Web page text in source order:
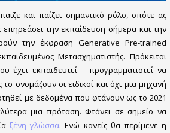
και παίζει σημαντικό ρόλο, οπότε ας
την εκπαίδευση σήμερα και την
την έκφραση Generative Pre-trained
Μετασχηματιστής. Πρόκειται
έχει εκπαιδευτεί – προγραμματιστεί να
ονομάζουν οι ειδικοί και όχι μια μηχανή
με δεδομένα που φτάνουν ως το 2021
μια πρόταση. Φτάνει σε σημείο να
ξένη γλώσσα. Ενώ κανείς θα περίμενε η